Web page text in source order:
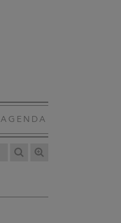
AGENDA